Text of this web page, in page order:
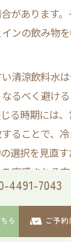
があります
ンの飲み物
清涼飲料水
るべく避け
る時期には
ることで、
選択を見直す
実感される方
いた飲み物
女性が、日々
4491-7043
ら ご予約